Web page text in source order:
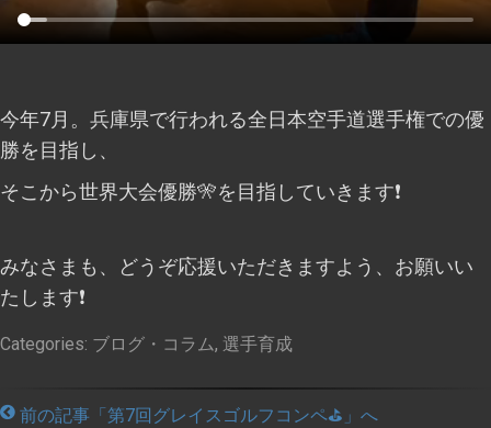
今年7月。兵庫県で行われる全日本空手道選手権での優
勝を目指し、
そこから世界大会優勝🎌を目指していきます❗
みなさまも、どうぞ応援いただきますよう、お願いい
たします❗
Categories: ブログ・コラム, 選手育成
前の記事「第7回グレイスゴルフコンペ⛳」へ